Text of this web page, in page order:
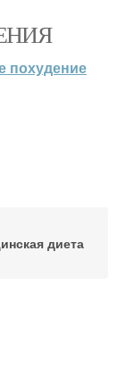
похудение
диета